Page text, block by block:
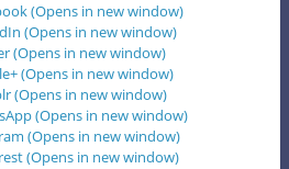
(Opens in new window)
(Opens in new window)
(Opens in new window)
(Opens in new window)
(Opens in new window)
(Opens in new window)
(Opens in new window)
(Opens in new window)